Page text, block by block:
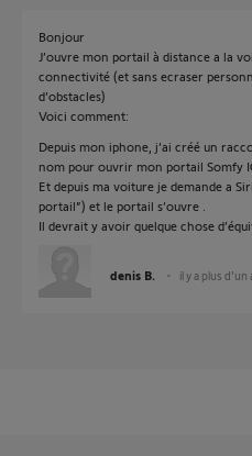
Bonjour
J’ouvre mon portail à distance a la
connectivité (et sans ecraser
d’obstacles)
Voici comment:
Depuis mon iphone, j’ai créé un
nom pour ouvrir mon portail Somfy
Et depuis ma voiture je demande a
portail”) et le portail s’ouvre .
Il devrait y avoir quelque chose
denis B. il y a plus d'un